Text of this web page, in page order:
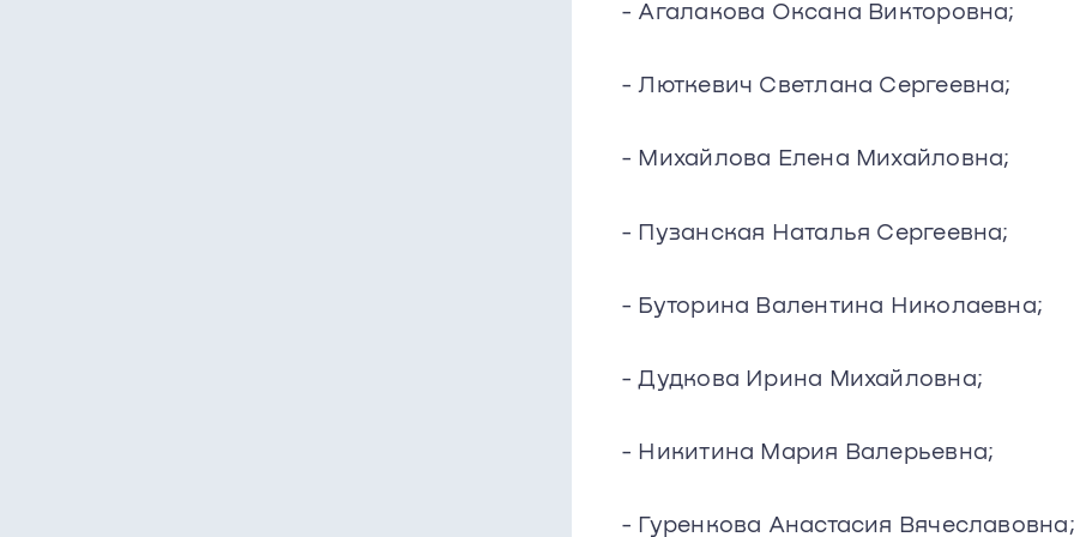
- Агалакова Оксана Викторовна;
- Люткевич Светлана Сергеевна;
- Михайлова Елена Михайловна;
- Пузанская Наталья Сергеевна;
- Буторина Валентина Николаевна;
- Дудкова Ирина Михайловна;
- Никитина Мария Валерьевна;
- Гуренкова Анастасия